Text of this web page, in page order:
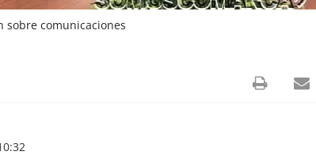
sobre comunicaciones